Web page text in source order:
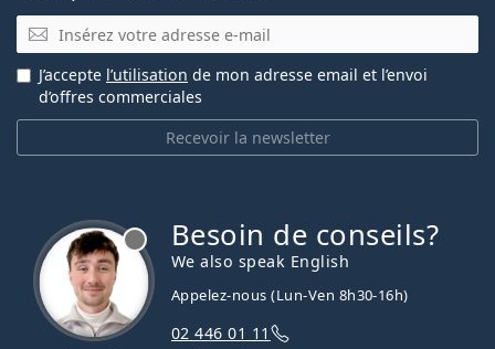
E-mail
Recevoir la newsletter
J’accepte l’utilisation de mon adresse email et l’envoi
d’offres commerciales
Besoin de conseils?
We also speak English
Appelez-nous (Lun-Ven 8h30-16h)
02 446 01 11